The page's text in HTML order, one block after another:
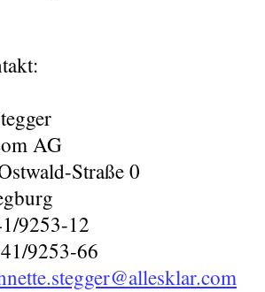
AG
Straße 0
9253-12
9253-66